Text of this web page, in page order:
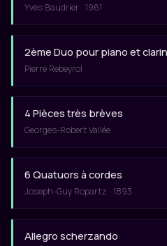
Yves Baudrier · 1961
2ème Duo pour piano et
Pierre Rebeyrol
4 Pièces très brèves
Georges-Robert Vallée
6 Quatuors à cordes
Joseph-Guy Ropartz · 1893
Allegro scherzando